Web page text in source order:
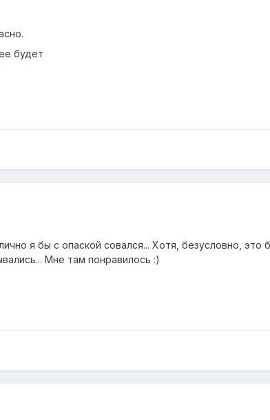
будет
я бы с опаской совался... Хотя, безусловно,
Мне там понравилось :)